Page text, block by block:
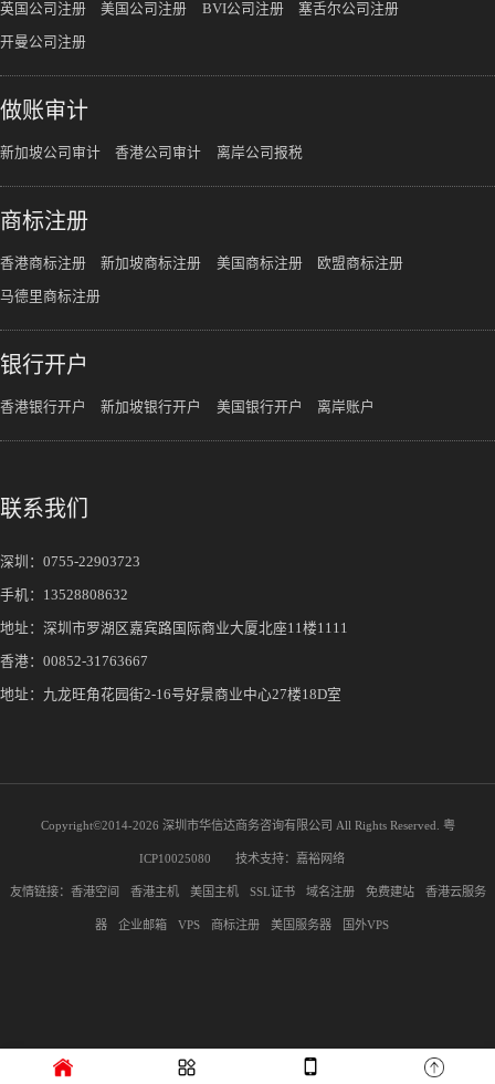
英国公司注册 美国公司注册 BVI公司注册 塞舌尔公司注册
开曼公司注册
做账审计
新加坡公司审计 香港公司审计 离岸公司报税
商标注册
香港商标注册 新加坡商标注册 美国商标注册 欧盟商标注册
马德里商标注册
银行开户
香港银行开户 新加坡银行开户 美国银行开户 离岸账户
联系我们
深圳： 0755-22903723
手机： 13528808632
地址：深圳市罗湖区嘉宾路国际商业大厦北座11楼1111
香港：00852-31763667
地址：九龙旺角花园街2-16号好景商业中心27楼18D室
Copyright©2014-2026 深圳市华信达商务咨询有限公司 All Rights Reserved. 粤
ICP10025080 技术支持： 嘉裕网络
友情链接： 香港空间 香港主机 美国主机 SSL证书 域名注册 免费建站 香港云服务
器 企业邮箱 VPS 商标注册 美国服务器 国外VPS